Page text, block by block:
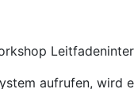
aufrufen,